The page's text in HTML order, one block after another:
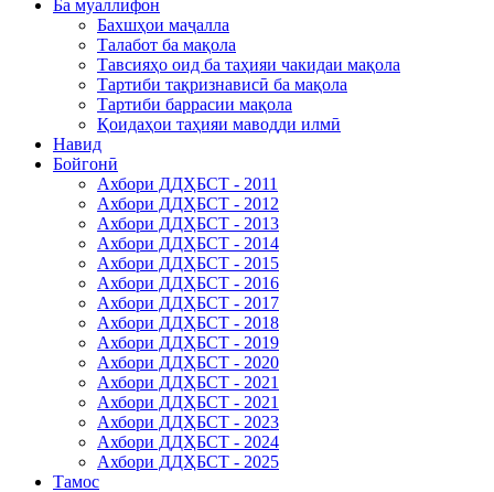
Ба муаллифон
Бахшҳои маҷалла
Талабот ба мақола
Тавсияҳо оид ба таҳияи чакидаи мақола
Тартиби тақризнависӣ ба мақола
Тартиби баррасии мақола
Қоидаҳои таҳияи маводди илмӣ
Навид
Бойгонӣ
Ахбори ДДҲБСТ - 2011
Ахбори ДДҲБСТ - 2012
Ахбори ДДҲБСТ - 2013
Ахбори ДДҲБСТ - 2014
Ахбори ДДҲБСТ - 2015
Ахбори ДДҲБСТ - 2016
Ахбори ДДҲБСТ - 2017
Ахбори ДДҲБСТ - 2018
Ахбори ДДҲБСТ - 2019
Ахбори ДДҲБСТ - 2020
Ахбори ДДҲБСТ - 2021
Ахбори ДДҲБСТ - 2021
Ахбори ДДҲБСТ - 2023
Ахбори ДДҲБСТ - 2024
Ахбори ДДҲБСТ - 2025
Тамос